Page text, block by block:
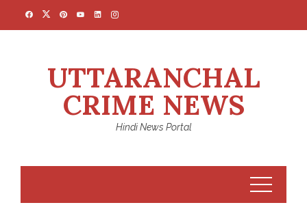
UTTARANCHAL
CRIME NEWS
Hindi News Portal